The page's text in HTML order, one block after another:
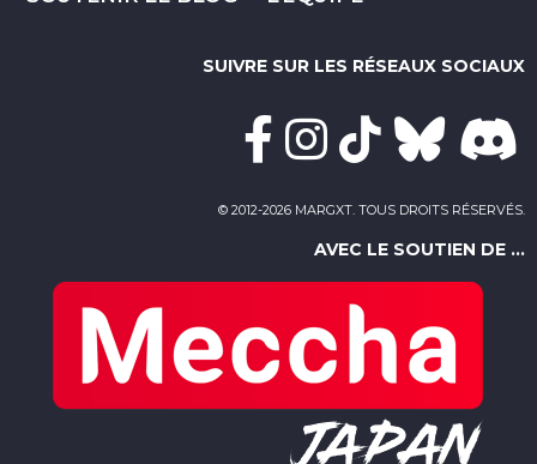
SUIVRE SUR LES RÉSEAUX SOCIAUX
© 2012-2026 MARGXT. TOUS DROITS RÉSERVÉS.
AVEC LE SOUTIEN DE ...